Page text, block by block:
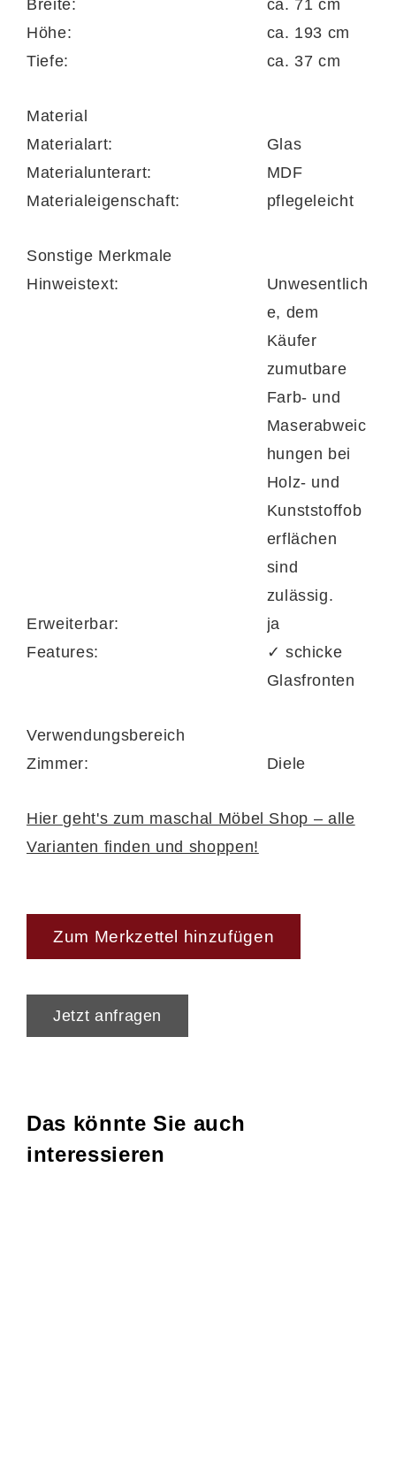
Die in Deutschland produzierte
Garderobenserie trägt das Goldene M – ein
Bürge für Qualität.
Breite:
ca. 71 cm
Höhe:
ca. 193 cm
Tiefe:
ca. 37 cm
Material
Materialart:
Glas
Materialunterart:
MDF
Materialeigenschaft:
pflegeleicht
Sonstige Merkmale
Hinweistext:
Unwesentlich
e, dem
Käufer
zumutbare
Farb- und
Maserabweic
hungen bei
Holz- und
Kunststoffob
erflächen
sind
zulässig.
Erweiterbar:
ja
Features:
✓ schicke
Glasfronten
Verwendungsbereich
Zimmer:
Diele
Hier geht's zum maschal Möbel Shop – alle
Varianten finden und shoppen!
Zum Merkzettel hinzufügen
Jetzt anfragen
Das könnte Sie auch
interessieren